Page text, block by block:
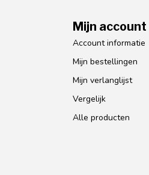
Mijn account
Account informatie
Mijn bestellingen
Mijn verlanglijst
Vergelijk
Alle producten